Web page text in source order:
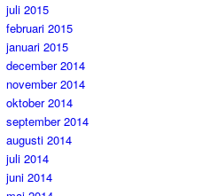
juli 2015
februari 2015
januari 2015
december 2014
november 2014
oktober 2014
september 2014
augusti 2014
juli 2014
juni 2014